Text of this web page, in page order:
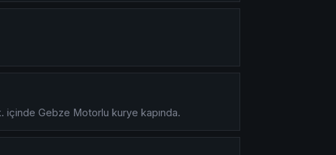
içinde Gebze Motorlu kurye kapında.